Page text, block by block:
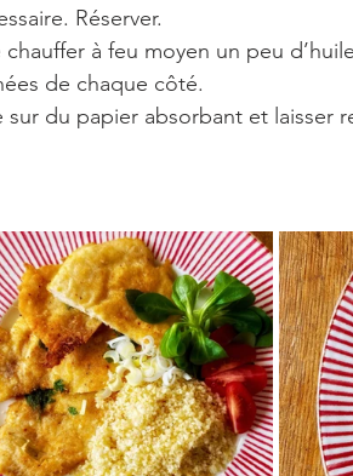
Réserver.
à feu moyen un peu
de chaque côté.
du papier absorbant et laisser